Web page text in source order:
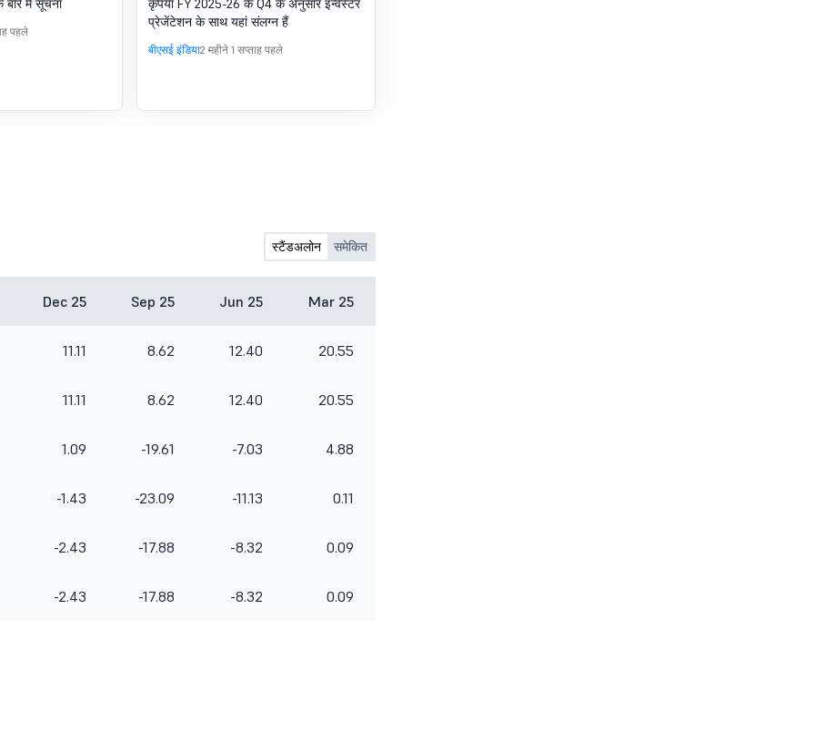
बारे में सूचना
पहले
कृपया FY 2025-26 के Q4 के अनुसार इन्वेस्टर
प्रेजेंटेशन के साथ यहां संलग्न हैं
बीएसई इंडिया2 महीने 1 सप्ताह पहले
स्टैंडअलोन समेकित
Dec 25 Sep 25 Jun 25 Mar 25
11.11 8.62 12.40 20.55
11.11 8.62 12.40 20.55
1.09 -19.61 -7.03 4.88
-1.43 -23.09 -11.13 0.11
-2.43 -17.88 -8.32 0.09
-2.43 -17.88 -8.32 0.09